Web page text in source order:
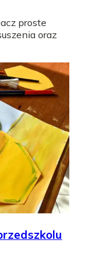
proste
oraz